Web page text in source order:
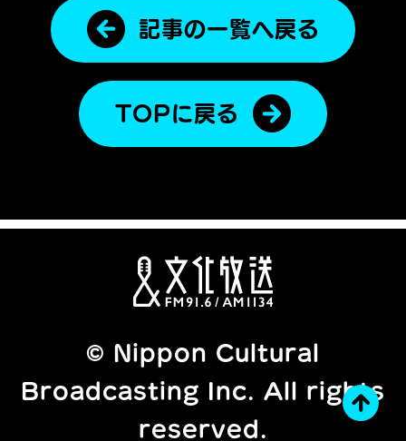
記事の一覧へ戻る
TOPに戻る
© Nippon Cultural
Broadcasting Inc. All rights
reserved.